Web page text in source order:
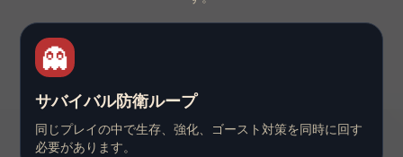
👻
サバイバル防衛ループ
同じプレイの中で生存、強化、ゴースト対策を同時に回す
必要があります。